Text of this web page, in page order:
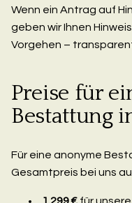
Wenn ein Antrag auf
geben wir Ihnen
Vorgehen –
Preise für
Bestattung
Für eine anonyme
Gesamtpreis bei uns